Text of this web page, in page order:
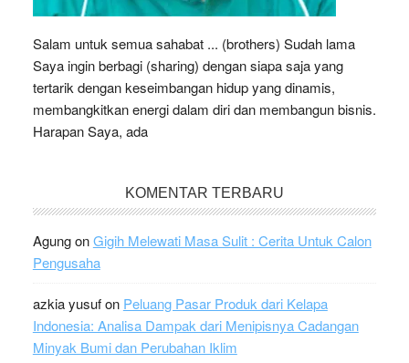
Salam untuk semua sahabat ... (brothers) Sudah lama
Saya ingin berbagi (sharing) dengan siapa saja yang
tertarik dengan keseimbangan hidup yang dinamis,
membangkitkan energi dalam diri dan membangun bisnis.
Harapan Saya, ada
KOMENTAR TERBARU
AgungonGigih Melewati Masa Sulit : Cerita Untuk Calon
Pengusaha
azkia yusufon Peluang Pasar Produk dari Kelapa
Indonesia: Analisa Dampak dari Menipisnya Cadangan
Minyak Bumi dan Perubahan Iklim